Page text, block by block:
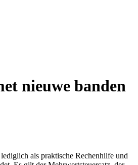
nieuwe banden
als praktische Rechenhilfe und